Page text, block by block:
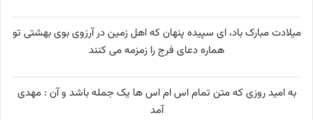
میلادت مبارک باد، ای سپیده پنهان که اهل زمین در آرزوی بوی بهشتی تو
هماره دعای فرج را زمزمه می کنند
به امید روزی که متن تمام اس ام اس ها یک جمله باشد و آن : مهدی
آمد